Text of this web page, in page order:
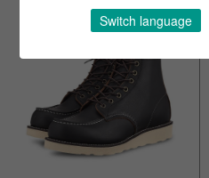
Switch language